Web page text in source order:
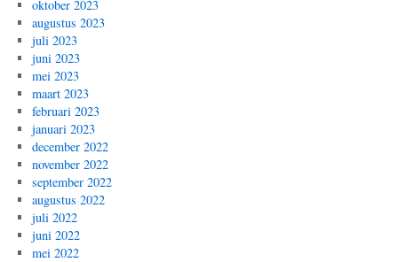
oktober 2023
augustus 2023
juli 2023
juni 2023
mei 2023
maart 2023
februari 2023
januari 2023
december 2022
november 2022
september 2022
augustus 2022
juli 2022
juni 2022
mei 2022